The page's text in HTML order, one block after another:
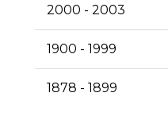
2000 - 2003
1900 - 1999
1878 - 1899